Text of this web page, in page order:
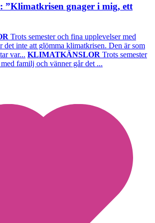
”Klimatkrisen gnager i mig, ett
Trots semester och fina upplevelser med
det inte att glömma klimatkrisen. Den är som
var... KLIMATKÄNSLOR Trots semester
familj och vänner går det ...